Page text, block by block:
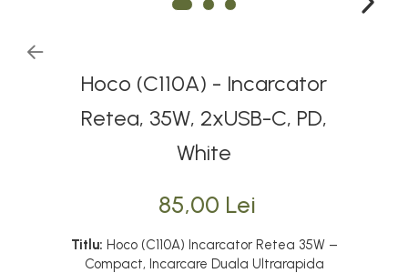
Hoco (C110A) - Incarcator
Retea, 35W, 2xUSB-C, PD,
White
85,00 Lei
Titlu: Hoco (C110A) Incarcator Retea 35W –
Compact, Incarcare Duala Ultrarapida